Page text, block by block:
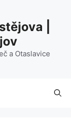
|
a Otaslavice